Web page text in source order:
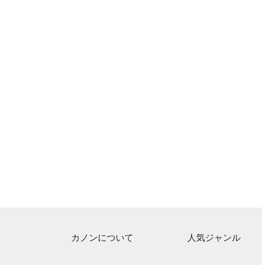
カノンについて 人気ジャンル